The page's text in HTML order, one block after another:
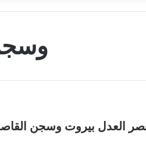
العدل بيروت وسجن